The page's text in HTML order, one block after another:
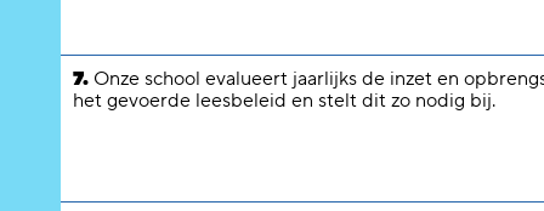
7. Onze school evalueert jaarlijks de inzet en
het gevoerde leesbeleid en stelt dit zo nodig bij.